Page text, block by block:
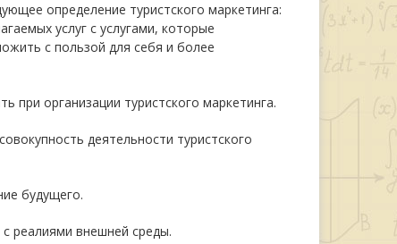
определение туристского маркетинга:
услуг с услугами, которые
с пользой для себя и более
организации туристского маркетинга.
деятельности туристского
будущего.
реалиями внешней среды.